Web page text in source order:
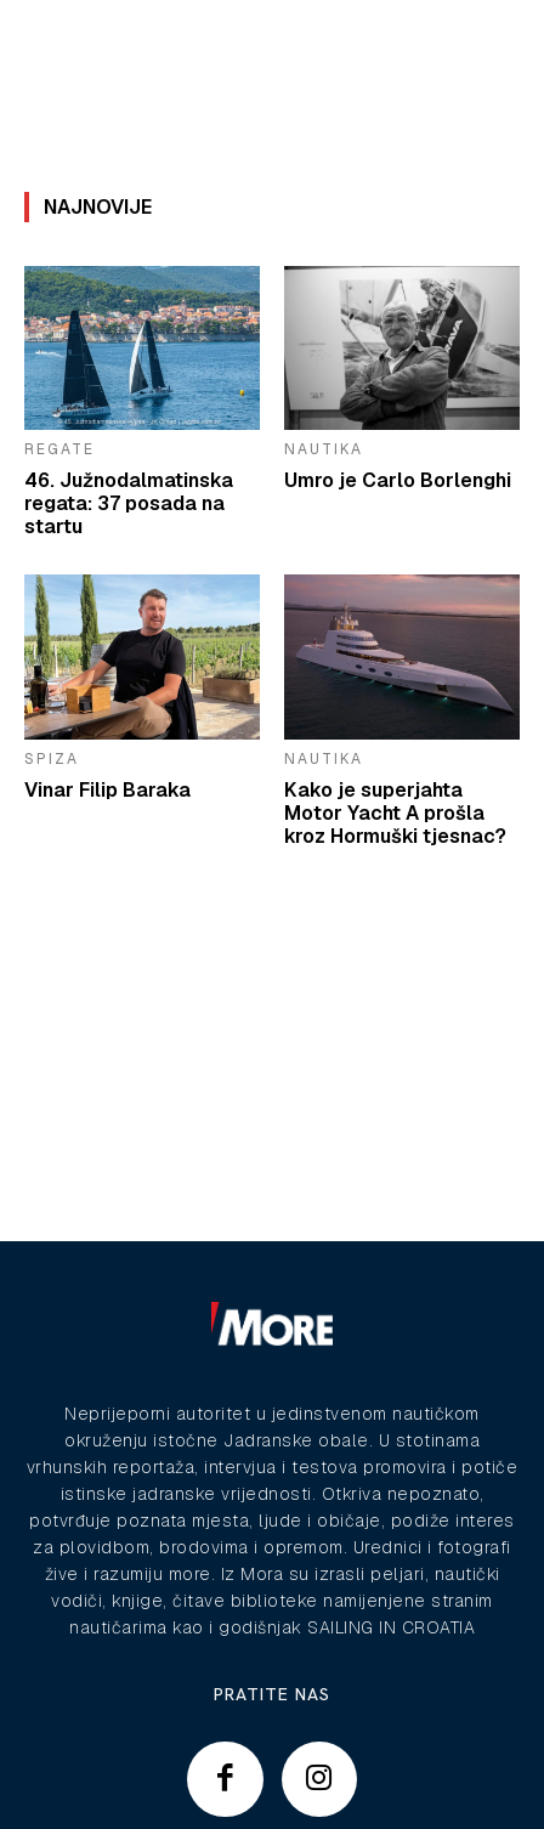
NAJNOVIJE
REGATE
46. Južnodalmatinska
regata: 37 posada na
startu
NAUTIKA
Umro je Carlo Borlenghi
SPIZA
Vinar Filip Baraka
NAUTIKA
Kako je superjahta
Motor Yacht A prošla
kroz Hormuški tjesnac?
Neprijeporni autoritet u jedinstvenom nautičkom
okruženju istočne Jadranske obale. U stotinama
vrhunskih reportaža, intervjua i testova promovira i potiče
istinske jadranske vrijednosti. Otkriva nepoznato,
potvrđuje poznata mjesta, ljude i običaje, podiže interes
za plovidbom, brodovima i opremom. Urednici i fotografi
žive i razumiju more. Iz Mora su izrasli peljari, nautički
vodiči, knjige, čitave biblioteke namijenjene stranim
nautičarima kao i godišnjak SAILING IN CROATIA
PRATITE NAS